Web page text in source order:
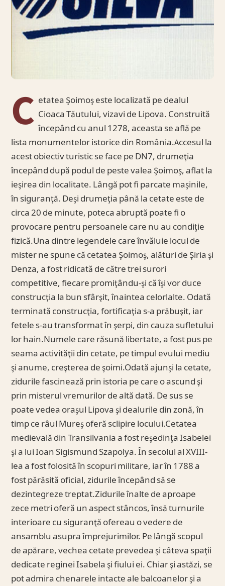
C etatea Şoimoş este localizată pe dealul
Cioaca Tăutului, vizavi de Lipova. Construită
începând cu anul 1278, aceasta se află pe
lista monumentelor istorice din România.Accesul la
acest obiectiv turistic se face pe DN7, drumeţia
începând după podul de peste valea Şoimoş, aflat la
ieşirea din localitate. Lângă pot fi parcate maşinile,
în siguranţă. Deşi drumeţia până la cetate este de
circa 20 de minute, poteca abruptă poate fi o
provocare pentru persoanele care nu au condiţie
fizică.Una dintre legendele care învăluie locul de
mister ne spune că cetatea Şoimoş, alături de Şiria şi
Denza, a fost ridicată de către trei surori
competitive, fiecare promiţându-şi că îşi vor duce
construcţia la bun sfârşit, înaintea celorlalte. Odată
terminată construcţia, fortificaţia s-a prăbuşit, iar
fetele s-au transformat în şerpi, din cauza sufletului
lor hain.Numele care răsună libertate, a fost pus pe
seama activităţii din cetate, pe timpul evului mediu
şi anume, creşterea de şoimi.Odată ajunşi la cetate,
zidurile fascinează prin istoria pe care o ascund şi
prin misterul vremurilor de altă dată. De sus se
poate vedea oraşul Lipova şi dealurile din zonă, în
timp ce râul Mureş oferă sclipire locului.Cetatea
medievală din Transilvania a fost reşedinţa Isabelei
şi a lui Ioan Sigismund Szapolya. În secolul al XVIII-
lea a fost folosită în scopuri militare, iar în 1788 a
fost părăsită oficial, zidurile începând să se
dezintegreze treptat.Zidurile înalte de aproape
zece metri oferă un aspect stâncos, însă turnurile
interioare cu siguranţă ofereau o vedere de
ansamblu asupra împrejurimilor. Pe lângă scopul
de apărare, vechea cetate prevedea şi câteva spaţii
dedicate reginei Isabela şi fiului ei. Chiar şi astăzi, se
pot admira chenarele intacte ale balcoanelor şi a